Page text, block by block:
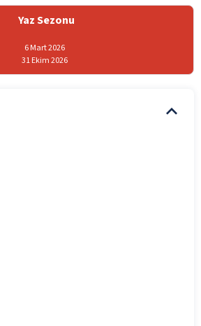
Yaz Sezonu
6 Mart 2026
31 Ekim 2026